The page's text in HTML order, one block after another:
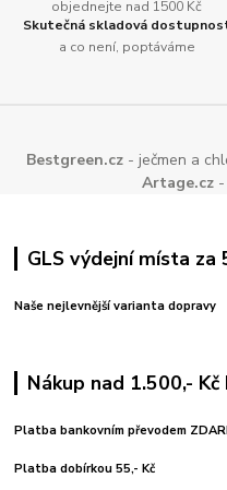
objednejte nad 1500 Kč
Skutečná skladová
a co není, poptáváme
Bestgreen.cz - ječmen a
Artage.cz
GLS výdejní místa za
Naše nejlevnější varianta dopravy
Nákup nad 1.500,-
Platba bankovním převodem
Platba dobírkou 55,- Kč